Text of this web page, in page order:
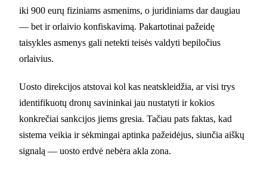
iki 900 eurų fiziniams asmenims, o juridiniams dar daugiau
— bet ir orlaivio konfiskavimą. Pakartotinai pažeidę
taisykles asmenys gali netekti teisės valdyti bepiločius
orlaivius.
Uosto direkcijos atstovai kol kas neatskleidžia, ar visi trys
identifikuotų dronų savininkai jau nustatyti ir kokios
konkrečiai sankcijos jiems gresia. Tačiau pats faktas, kad
sistema veikia ir sėkmingai aptinka pažeidėjus, siunčia aiškų
signalą — uosto erdvė nebėra akla zona.